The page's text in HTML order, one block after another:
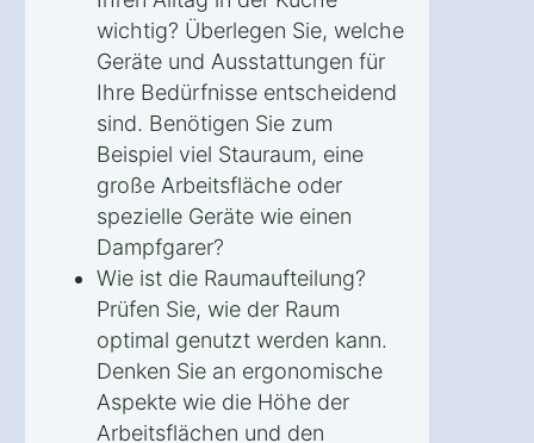
wichtig? Überlegen Sie, welche
Geräte und Ausstattungen für
Ihre Bedürfnisse entscheidend
sind. Benötigen Sie zum
Beispiel viel Stauraum, eine
große Arbeitsfläche oder
spezielle Geräte wie einen
Dampfgarer?
Wie ist die Raumaufteilung?
Prüfen Sie, wie der Raum
optimal genutzt werden kann.
Denken Sie an ergonomische
Aspekte wie die Höhe der
Arbeitsflächen und den